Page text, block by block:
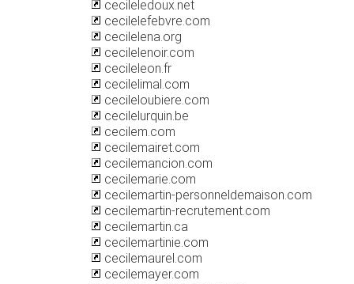
cecileledoux.net
cecilelefebvre.com
cecilelena.org
cecilelenoir.com
cecileleon.fr
cecilelimal.com
cecileloubiere.com
cecilelurquin.be
cecilem.com
cecilemairet.com
cecilemancion.com
cecilemarie.com
cecilemartin-personneldemaison.com
cecilemartin-recrutement.com
cecilemartin.ca
cecilemartinie.com
cecilemaurel.com
cecilemayer.com